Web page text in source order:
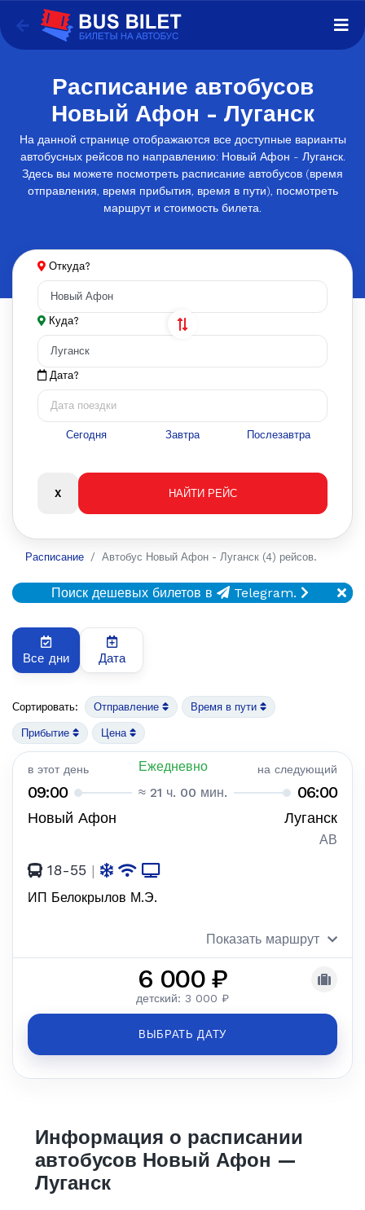
Расписание автобусов
Новый Афон - Луганск
На данной странице отображаются все доступные варианты
автобусных рейсов по направлению: Новый Афон - Луганск.
Здесь вы можете посмотреть расписание автобусов (время
отправления, время прибытия, время в пути), посмотреть
маршрут и стоимость билета.
Откуда?
Куда?
Дата?
Сегодня Завтра Послезавтра
Расписание Автобус Новый Афон - Луганск (4) рейсов.
Поиск дешевых билетов в Telegram.
Все дни Дата
Сортировать: Отправление Время в пути
Прибытие Цена
в этот день Ежедневно на следующий
09:00 ≈ 21 ч. 00 мин. 06:00
Новый Афон Луганск
АВ
18-55 |
ИП Белокрылов М.Э.
Показать маршрут
6 000 ₽
детский: 3 000 ₽
ВЫБРАТЬ ДАТУ
Информация о расписании
автобусов Новый Афон —
Луганск